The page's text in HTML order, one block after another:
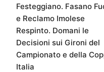
Festeggiano. Fasano
e Reclamo Imolese
Respinto. Domani le
Decisioni sui Gironi del
Campionato e della
Italia